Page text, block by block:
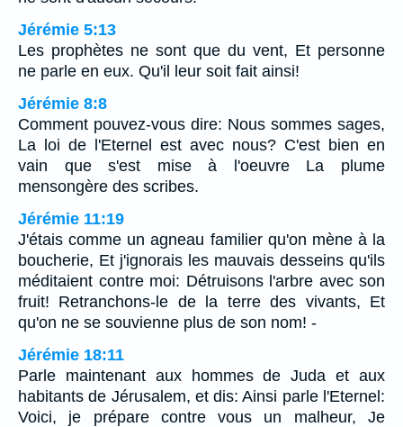
Jérémie 5:13
Les prophètes ne sont que du vent, Et personne
ne parle en eux. Qu'il leur soit fait ainsi!
Jérémie 8:8
Comment pouvez-vous dire: Nous sommes sages,
La loi de l'Eternel est avec nous? C'est bien en
vain que s'est mise à l'oeuvre La plume
mensongère des scribes.
Jérémie 11:19
J'étais comme un agneau familier qu'on mène à la
boucherie, Et j'ignorais les mauvais desseins qu'ils
méditaient contre moi: Détruisons l'arbre avec son
fruit! Retranchons-le de la terre des vivants, Et
qu'on ne se souvienne plus de son nom! -
Jérémie 18:11
Parle maintenant aux hommes de Juda et aux
habitants de Jérusalem, et dis: Ainsi parle l'Eternel:
Voici, je prépare contre vous un malheur, Je